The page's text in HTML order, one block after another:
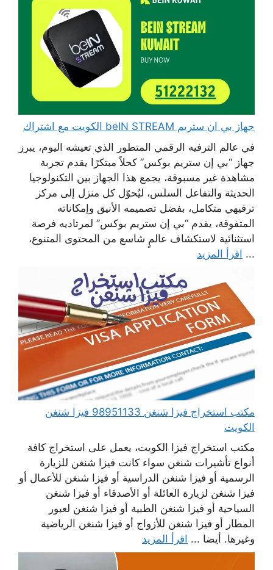
جهاز بي ان ستريم beIN STREAM الكويت مع اشتراك
في عالم الترفيه الرقمي المتطور الذي تعيشه اليوم، يبرز
جهاز “بي إن ستريم بوكس” كحلاً مبتكرًا يقدم تجربة
مشاهدة غير مسبوقة، يجمع هذا الجهاز بين التكنولوجيا
الحديثة والتفاعل السلس، ليُحوّل كل منزل إلى مركز
ترفيهي متكامل، بفضل تصميمه الأنيق وإمكاناته
المتفوقة، يقدم “بي إن ستريم بوكس” لمرتاديه فرصة
استثنائية لاستكشاف عالمٍ شاسع من المحتوى المتنوع،
... اقرأ المزيد
مكتب استخراج فيزا شنغن 98951133 فيزا شنغن
الكويت
مكتب استخراج فيزا الكويت، يعمل على استخراج كافة
أنواع تأشيرات شنغن سواء كانت فيزا شنغن للزيارة
الرسمية أو فيزا شنغن الدراسية أو فيزا شنغن للأعمال أو
فيزا شنغن لزيارة العائلة أو الأصدقاء أو فيزا شنغن
السياحية أو فيزا شنغن الطبية أو فيزا شنغن لعبور
المطار أو فيزا شنغن للأزواج أو فيزا شنغن الرياضية
وغيرها. أيضا ... اقرأ المزيد